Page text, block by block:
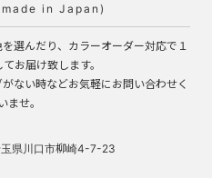
in Japan)
選んだり、カラーオーダー対応で１
お届け致します。
ない時などお気軽にお問い合わせく
ませ。
県川口市柳崎4-7-23